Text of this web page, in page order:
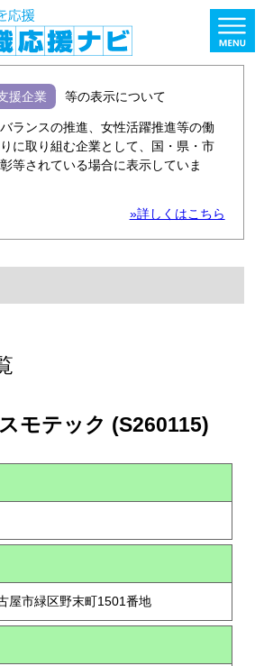
援企業 等の表示について
ランスの推進、女性活躍推進等の働
に取り組む企業として、国・県・市
等されている場合に表示していま
»詳しくはこちら
モテック (S260115)
市緑区野末町1501番地